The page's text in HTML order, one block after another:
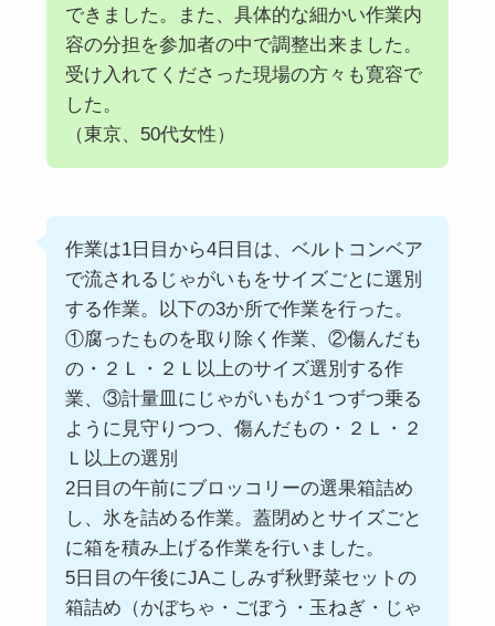
できました。また、具体的な細かい作業内
容の分担を参加者の中で調整出来ました。
受け入れてくださった現場の方々も寛容で
した。
（東京、50代女性）
作業は1日目から4日目は、ベルトコンベア
で流されるじゃがいもをサイズごとに選別
する作業。以下の3か所で作業を行った。
①腐ったものを取り除く作業、②傷んだも
の・２Ｌ・２Ｌ以上のサイズ選別する作
業、③計量皿にじゃがいもが１つずつ乗る
ように見守りつつ、傷んだもの・２Ｌ・２
Ｌ以上の選別
2日目の午前にブロッコリーの選果箱詰め
し、氷を詰める作業。蓋閉めとサイズごと
に箱を積み上げる作業を行いました。
5日目の午後にJAこしみず秋野菜セットの
箱詰め（かぼちゃ・ごぼう・玉ねぎ・じゃ